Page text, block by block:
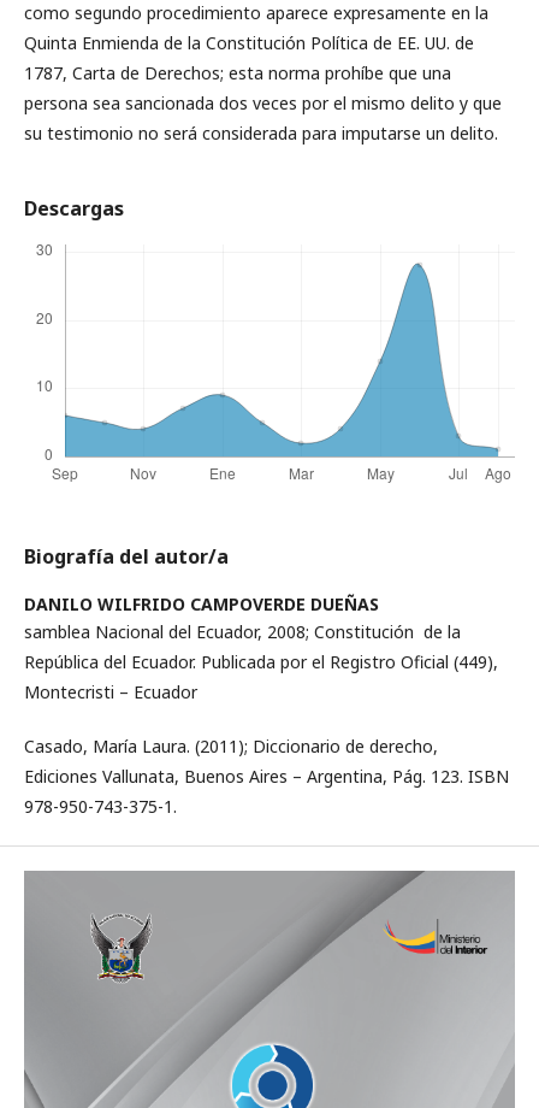
como segundo procedimiento aparece expresamente en la
Quinta Enmienda de la Constitución Política de EE. UU. de
1787, Carta de Derechos; esta norma prohíbe que una
persona sea sancionada dos veces por el mismo delito y que
su testimonio no será considerada para imputarse un delito.
Descargas
Biografía del autor/a
DANILO WILFRIDO CAMPOVERDE DUEÑAS
samblea Nacional del Ecuador, 2008; Constitución de la
República del Ecuador. Publicada por el Registro Oficial (449),
Montecristi – Ecuador
Casado, María Laura. (2011); Diccionario de derecho,
Ediciones Vallunata, Buenos Aires – Argentina, Pág. 123. ISBN
978-950-743-375-1.